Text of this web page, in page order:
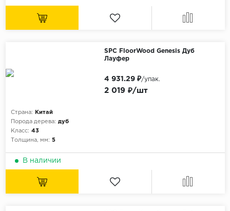
SPC FloorWood Genesis Дуб
Лауфер
Страна:
Китай
Порода дерева: дуб
Класс: 43
Толщина, мм: 5
2 019 ₽/шт
4 931.29 ₽/упак.
В наличии